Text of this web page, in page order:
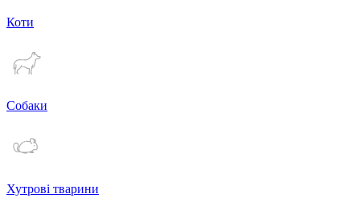
Коти
Собаки
Хутрові тварини